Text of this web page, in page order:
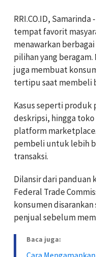
RRI.CO.ID,
tempat favorit
menawarkan
pilihan yang
juga membuat
tertipu saat membeli
Kasus seperti produk
deskripsi, hingga
platform
pembeli untuk lebih
transaksi.
Dilansir dari panduan
Federal Trade
konsumen
penjual sebelum
Baca juga: